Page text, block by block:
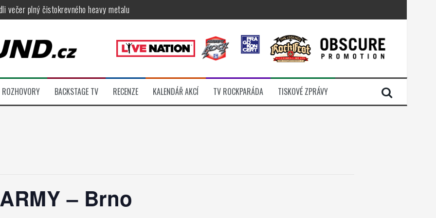
večer plný čistokrevného heavy metalu
na Veveří u Brna, návštěvníky potěší Rybičky 48, Harlej, Krucipüsk a další
Apocalyptica, legendární Root i s Big Bossem či velká párty s Green Jellÿ
klip otevírá cestu k albu, Slížovici i turné
ROZHOVORY BACKSTAGE TV RECENZE KALENDÁŘ AKCÍ TV ROCKPARÁDA TISKOVÉ ZPRÁVY
– Brno